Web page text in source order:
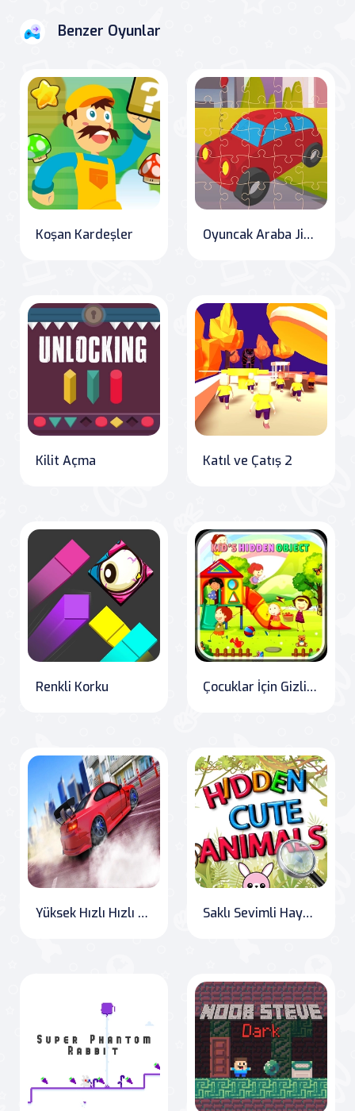
Benzer Oyunlar
Koşan Kardeşler Oyuncak Araba Jigsaw
Kilit Açma Katıl ve Çatış 2
Renkli Korku Çocuklar İçin Gizli Nesne
Yüksek Hızlı Hızlı Araba: Drift ve Drag Yarış Oyunu Saklı Sevimli Hayvanlar